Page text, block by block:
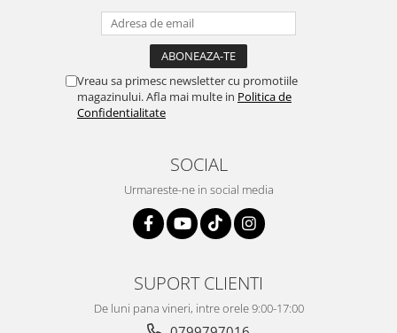
Vreau sa primesc newsletter cu promotiile
magazinului. Afla mai multe in Politica de
Confidentialitate
SOCIAL
Urmareste-ne in social media
SUPORT CLIENTI
De luni pana vineri, intre orele 9:00-17:00